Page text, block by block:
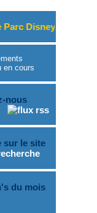
en cours
nous
sur le site
du mois